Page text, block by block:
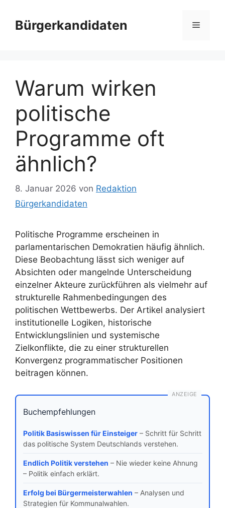
Inhalt
springen
Bürgerkandidaten Menü
Warum wirken
politische
Programme oft
ähnlich?
8. Januar 2026 von Redaktion
Bürgerkandidaten
Politische Programme erscheinen in
parlamentarischen Demokratien häufig ähnlich.
Diese Beobachtung lässt sich weniger auf
Absichten oder mangelnde Unterscheidung
einzelner Akteure zurückführen als vielmehr auf
strukturelle Rahmenbedingungen des
politischen Wettbewerbs. Der Artikel analysiert
institutionelle Logiken, historische
Entwicklungslinien und systemische
Zielkonflikte, die zu einer strukturellen
Konvergenz programmatischer Positionen
beitragen können.
ANZEIGE
Buchempfehlungen
Politik Basiswissen für Einsteiger– Schritt für Schritt
das politische System Deutschlands verstehen.
Endlich Politik verstehen – Nie wieder keine Ahnung
– Politik einfach erklärt.
Erfolg bei Bürgermeisterwahlen – Analysen und
Strategien für Kommunalwahlen.